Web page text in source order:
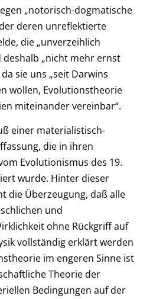
„notorisch-dogmatische
deren unreflektierte
die „unverzeihlich
deshalb „nicht mehr ernst
sie uns „seit Darwins
wollen, Evolutionstheorie
miteinander vereinbar“.
einer materialistisch-
die in ihren
Evolutionismus des 19.
wurde. Hinter dieser
die Überzeugung, daß alle
und
ohne Rückgriff auf
vollständig erklärt werden
im engeren Sinne ist
Theorie der
Bedingungen auf der